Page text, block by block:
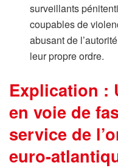
surveillants
coupables de
abusant de
leur propre ordre.
Explication :
en voie de
service de
euro-